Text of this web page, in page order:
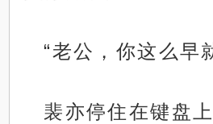
“老公，你这么早
裴亦停住在键盘